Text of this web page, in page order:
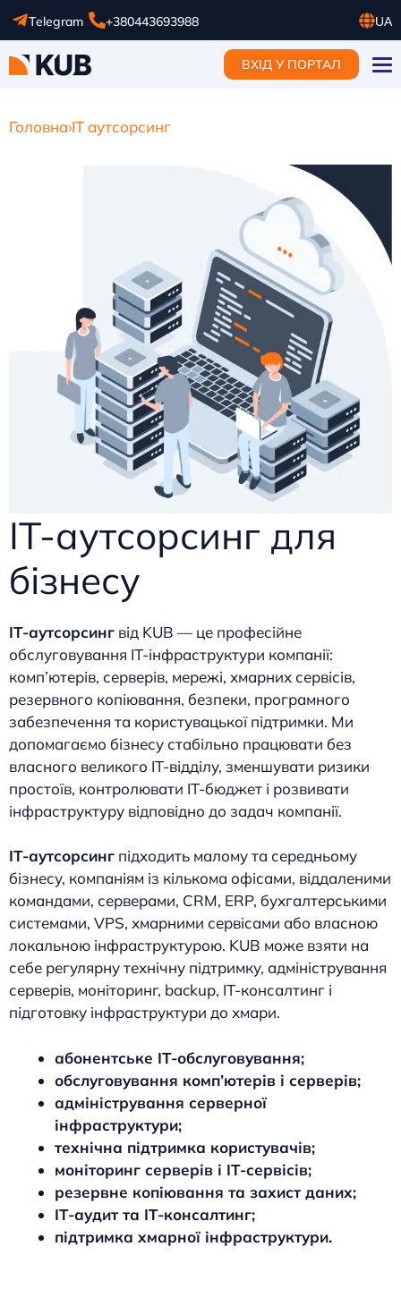
Telegram +380443693988
UA
RU
EN
ВХІД У ПОРТАЛ
Головна›IT аутсорсинг
IT-аутсорсинг для
бізнесу
IT-аутсорсинг від KUB — це професійне
обслуговування IT-інфраструктури компанії:
комп’ютерів, серверів, мережі, хмарних сервісів,
резервного копіювання, безпеки, програмного
забезпечення та користувацької підтримки. Ми
допомагаємо бізнесу стабільно працювати без
власного великого IT-відділу, зменшувати ризики
простоїв, контролювати IT-бюджет і розвивати
інфраструктуру відповідно до задач компанії.
ІТ-аутсорсинг підходить малому та середньому
бізнесу, компаніям із кількома офісами, віддаленими
командами, серверами, CRM, ERP, бухгалтерськими
системами, VPS, хмарними сервісами або власною
локальною інфраструктурою. KUB може взяти на
себе регулярну технічну підтримку, адміністрування
серверів, моніторинг, backup, IT-консалтинг і
підготовку інфраструктури до хмари.
абонентське IT-обслуговування;
обслуговування комп’ютерів і серверів;
адміністрування серверної
інфраструктури;
технічна підтримка користувачів;
моніторинг серверів і IT-сервісів;
резервне копіювання та захист даних;
IT-аудит та IT-консалтинг;
підтримка хмарної інфраструктури.